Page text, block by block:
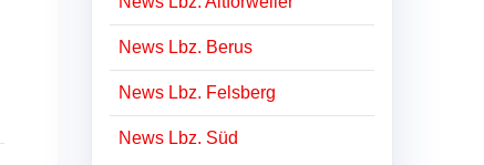
News Lbz. Berus
News Lbz. Felsberg
News Lbz. Süd